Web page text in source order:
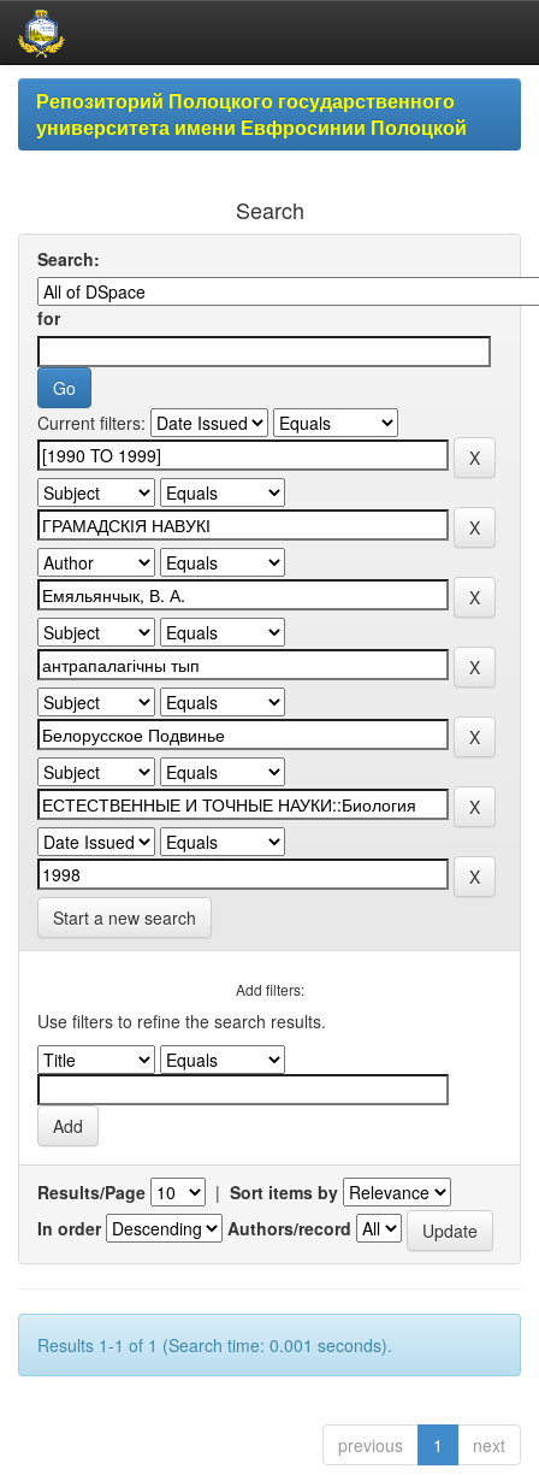
Skip
navigationРепозиторий Полоцкого государственного
университета имени Евфросинии Полоцкой
Search
Search:
for
Current filters:
Start a new search
Add filters:
Use filters to refine the search results.
Results/Page | Sort items by
In order
Authors/record
Results 1-1 of 1 (Search time: 0.001 seconds).
previous 1 next